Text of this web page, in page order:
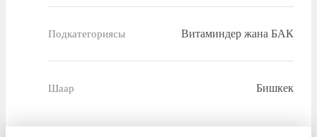
Подкатегориясы Витаминдер жана БАК
Шаар Бишкек